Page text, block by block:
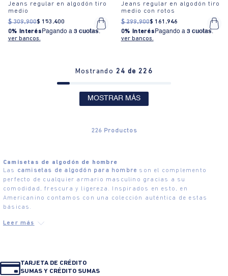
Jeans regular en algodón tiro
medio
$ 309.900$ 153 .400
0% Interés Pagando a 3 cuotas.
ver bancos.
Jeans regular en algodón tiro
medio con rotos
$ 299.900$ 161 .946
0% Interés Pagando a 3 cuotas.
ver bancos.
Mostrando 24 de 226
MOSTRAR MÁS
226 Productos
Camisetas de algodón de hombre
Las
camisetas de algodón para hombre son el complemento
perfecto de cualquier armario masculino gracias a su
comodidad, frescura y ligereza. Inspirados en esto, en
Americanino contamos con una colección auténtica de estas
básicas.
TARJETA DE CRÉDITO
SUMAS Y CRÉDITO SUMAS